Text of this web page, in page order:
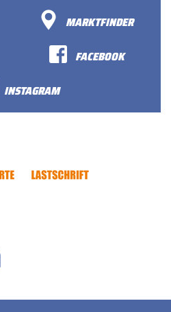
MARKTFINDER
FACEBOOK
INSTAGRAM